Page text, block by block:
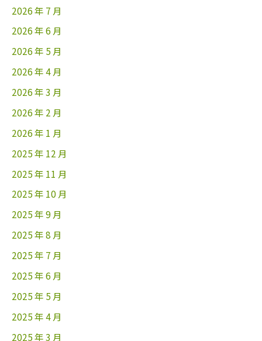
2026 年 7 月
2026 年 6 月
2026 年 5 月
2026 年 4 月
2026 年 3 月
2026 年 2 月
2026 年 1 月
2025 年 12 月
2025 年 11 月
2025 年 10 月
2025 年 9 月
2025 年 8 月
2025 年 7 月
2025 年 6 月
2025 年 5 月
2025 年 4 月
2025 年 3 月